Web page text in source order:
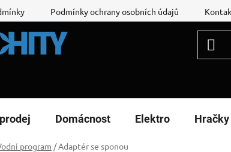
Podmínky ochrany osobních údajů
Domácnost Elektro Hračky
program / Adaptér se sponou